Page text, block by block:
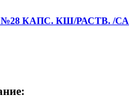
КАПС. КШ/РАСТВ. /